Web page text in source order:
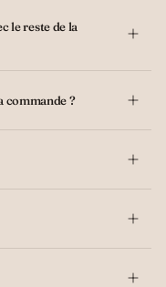
le reste de la
commande ?